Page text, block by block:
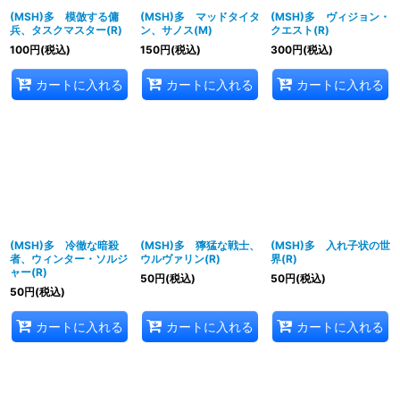
(MSH)多 模倣する傭
兵、タスクマスター(R)
100円(税込)
カートに入れる
(MSH)多 マッドタイタ
ン、サノス(M)
150円(税込)
カートに入れる
(MSH)多 ヴィジョン・
クエスト(R)
300円(税込)
カートに入れる
(MSH)多 冷徹な暗殺
者、ウィンター・ソルジ
ャー(R)
50円(税込)
カートに入れる
(MSH)多 獰猛な戦士、
ウルヴァリン(R)
50円(税込)
カートに入れる
(MSH)多 入れ子状の世
界(R)
50円(税込)
カートに入れる